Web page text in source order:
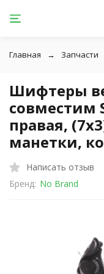
Главная Запчасти
Шифтеры
совместим
правая,
манетки,
Написать отзыв
Бренд: No Brand